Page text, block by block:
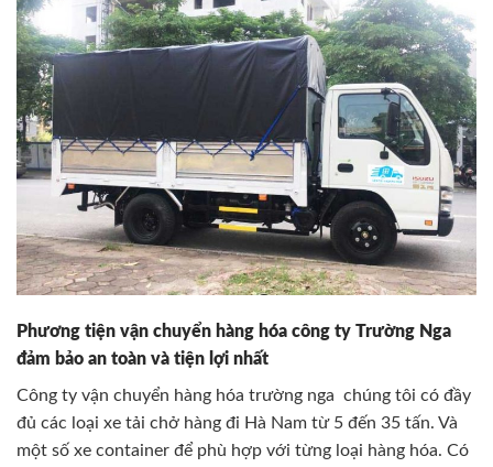
Phương tiện vận chuyển hàng hóa công ty Trường Nga
đảm bảo an toàn và tiện lợi nhất
Công ty vận chuyển hàng hóa trường nga chúng tôi có đầy
đủ các loại xe tải chở hàng đi Hà Nam từ 5 đến 35 tấn. Và
một số xe container để phù hợp với từng loại hàng hóa. Có